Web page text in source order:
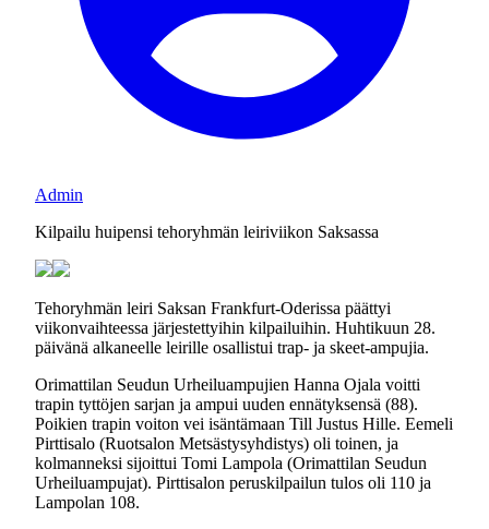
Admin
Kilpailu huipensi tehoryhmän leiriviikon Saksassa
Tehoryhmän leiri Saksan Frankfurt-Oderissa päättyi
viikonvaihteessa järjestettyihin kilpailuihin. Huhtikuun 28.
päivänä alkaneelle leirille osallistui trap- ja skeet-ampujia.
Orimattilan Seudun Urheiluampujien Hanna Ojala voitti
trapin tyttöjen sarjan ja ampui uuden ennätyksensä (88).
Poikien trapin voiton vei isäntämaan Till Justus Hille. Eemeli
Pirttisalo (Ruotsalon Metsästysyhdistys) oli toinen, ja
kolmanneksi sijoittui Tomi Lampola (Orimattilan Seudun
Urheiluampujat). Pirttisalon peruskilpailun tulos oli 110 ja
Lampolan 108.